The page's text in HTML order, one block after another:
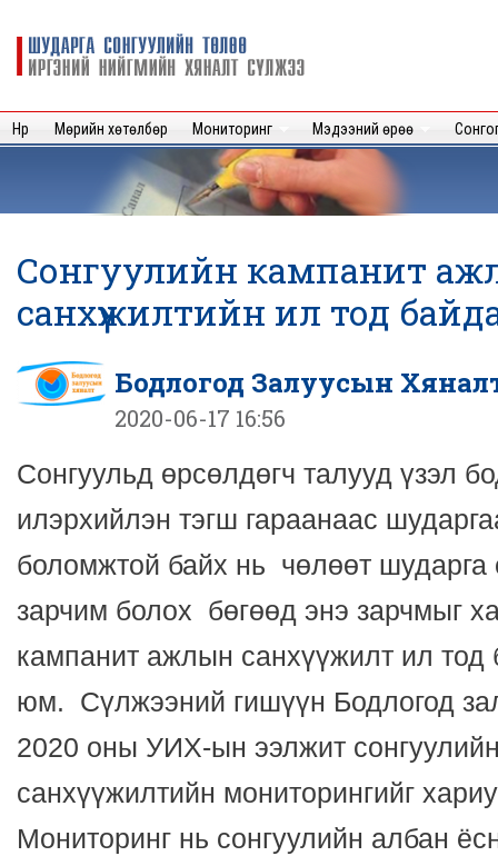
Шударга
сонгуулийн
нийгмийн
хяналт
Нүүр Мөрийн хөтөлбөр Мониторинг Мэдээний өрөө
Сонгуулийн кампанит
санхүүжилтийн ил тод
Бодлогод Залуусын
2020-06-17 16:56
Сонгуульд өрсөлдөгч талууд үзэл
илэрхийлэн тэгш гараанаас
боломжтой байх нь чөлөөт шударга
зарчим болох бөгөөд энэ зарчмыг
кампанит ажлын санхүүжилт ил
юм. Сүлжээний гишүүн Бодлогод
2020 оны УИХ-ын ээлжит
санхүүжилтийн мониторингийг
Мониторинг нь сонгуулийн албан